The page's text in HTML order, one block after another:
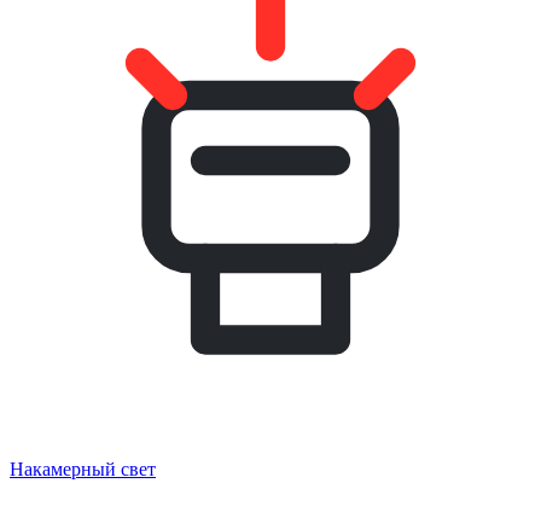
Накамерный свет